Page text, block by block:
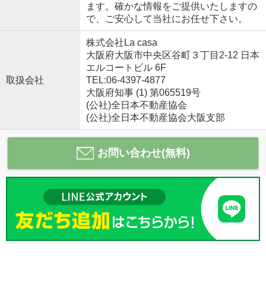
ます。確かな情報をご提供いたしますの
で、ご安心して当社にお任せ下さい。
取扱会社
株式会社La casa
大阪府大阪市中央区谷町３丁目2-12 日本
エルコートビル 6F
TEL:06-4397-4877
大阪府知事 (1) 第065519号
(公社)全日本不動産協会
(公社)全日本不動産協会大阪支部
お問い合わせ(無料)